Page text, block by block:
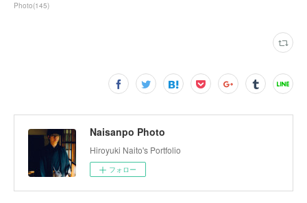
Photo(145)
Naisanpo Photo
Hiroyuki Naito's Portfolio
フォロー